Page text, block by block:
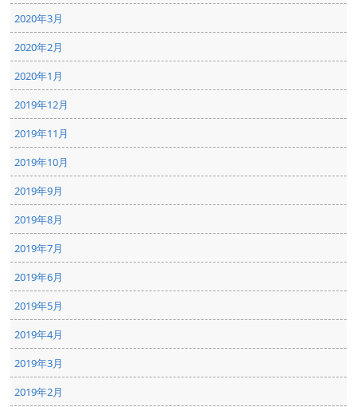
2020年3月
2020年2月
2020年1月
2019年12月
2019年11月
2019年10月
2019年9月
2019年8月
2019年7月
2019年6月
2019年5月
2019年4月
2019年3月
2019年2月